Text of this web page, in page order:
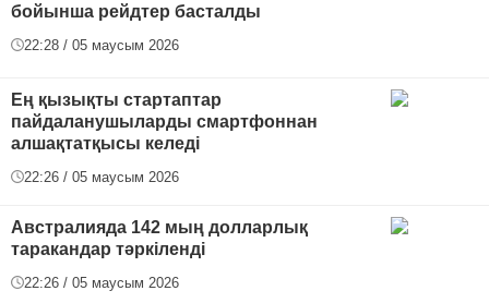
бойынша рейдтер басталды
22:28 / 05 маусым 2026
Ең қызықты стартаптар
пайдаланушыларды смартфоннан
алшақтатқысы келеді
22:26 / 05 маусым 2026
Австралияда 142 мың долларлық
таракандар тәркіленді
22:26 / 05 маусым 2026